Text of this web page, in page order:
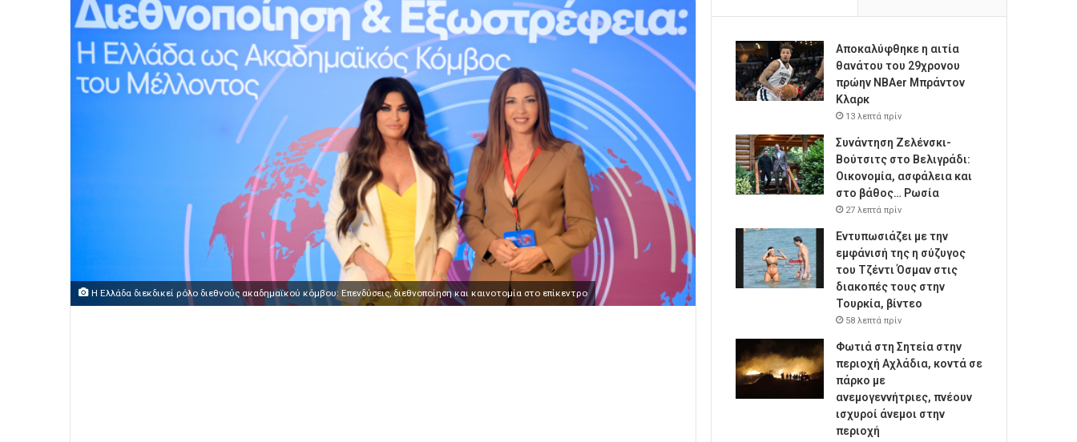
Η Ελλάδα διεκδικεί ρόλο διεθνούς ακαδημαϊκού κόμβου: Επενδύσεις, διεθνοποίηση και καινοτομία στο επίκεντρο
Αποκαλύφθηκε η αιτία
θανάτου του 29χρονου
πρώην NBAer Μπράντον
Κλαρκ
13 λεπτά πρίν
Συνάντηση Ζελένσκι-
Βούτσιτς στο Βελιγράδι:
Οικονομία, ασφάλεια και
στο βάθος… Ρωσία
27 λεπτά πρίν
Εντυπωσιάζει με την
εμφάνισή της η σύζυγος
του Τζέντι Όσμαν στις
διακοπές τους στην
Τουρκία, βίντεο
58 λεπτά πρίν
Φωτιά στη Σητεία στην
περιοχή Αχλάδια, κοντά σε
πάρκο με
ανεμογεννήτριες, πνέουν
ισχυροί άνεμοι στην
περιοχή